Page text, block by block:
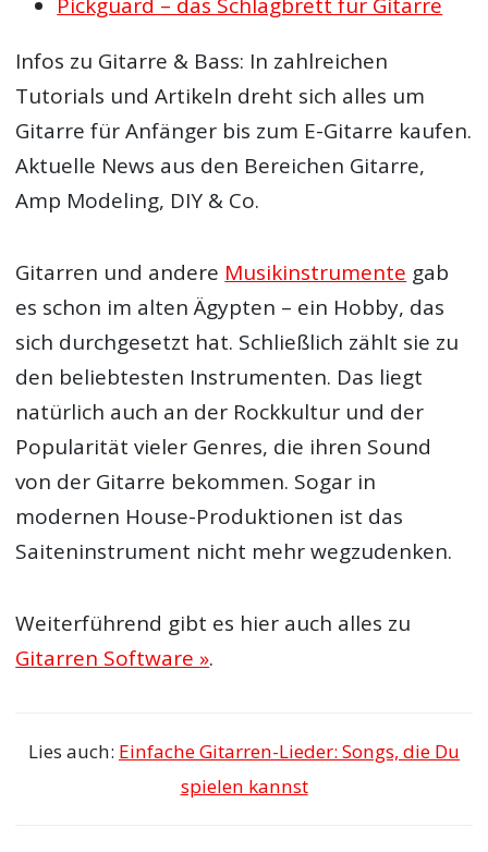
Infos zu Gitarre & Bass: In zahlreichen
Tutorials und Artikeln dreht sich alles um
Gitarre für Anfänger bis zum E-Gitarre kaufen.
Aktuelle News aus den Bereichen Gitarre,
Amp Modeling, DIY & Co.
Gitarren und andere Musikinstrumente gab
es schon im alten Ägypten – ein Hobby, das
sich durchgesetzt hat. Schließlich zählt sie zu
den beliebtesten Instrumenten. Das liegt
natürlich auch an der Rockkultur und der
Popularität vieler Genres, die ihren Sound
von der Gitarre bekommen. Sogar in
modernen House-Produktionen ist das
Saiteninstrument nicht mehr wegzudenken.
Weiterführend gibt es hier auch alles zu
Gitarren Software ».
Lies auch: Einfache Gitarren-Lieder: Songs, die Du
spielen kannst